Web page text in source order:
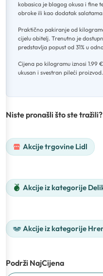
kobasica je blagog okusa i fine
obroke ili kao dodatak salatama
Praktično pakiranje od
cijelu obitelj. Trenutno je
predstavlja popust od 31% u
Cijena po kilogramu iznosi 1.99 €
ukusan i svestran pileći proizvod.
Niste pronašli što ste tražili?
Akcije trgovine Lidl
Akcije iz kategorije
Akcije iz kategorije
Podrži NajCijena